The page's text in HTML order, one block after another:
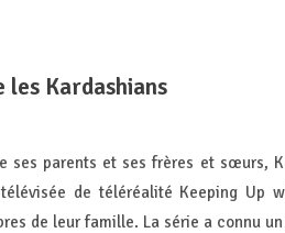
les Kardashians
ses parents et ses frères et sœurs,
de téléréalité Keeping Up
de leur famille. La série a connu